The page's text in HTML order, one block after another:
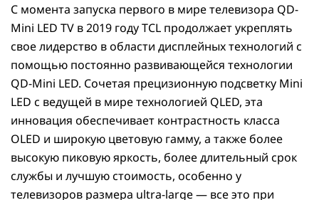
С момента запуска первого в мире телевизора QD-
Mini LED TV в 2019 году TCL продолжает укреплять
свое лидерство в области дисплейных технологий с
помощью постоянно развивающейся технологии
QD-Mini LED. Сочетая прецизионную подсветку Mini
LED с ведущей в мире технологией QLED, эта
инновация обеспечивает контрастность класса
OLED и широкую цветовую гамму, а также более
высокую пиковую яркость, более длительный срок
службы и лучшую стоимость, особенно у
телевизоров размера ultra-large — все это при